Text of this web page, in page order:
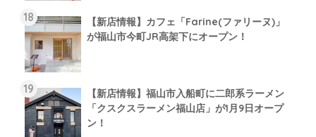
【新店情報】カフェ「Farine(ファリーヌ)」
が福山市今町JR高架下にオープン！
【新店情報】福山市入船町に二郎系ラーメン
「クスクスラーメン福山店」が1月9日オープ
ン！